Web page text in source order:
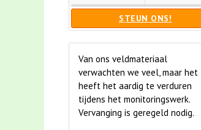
STEUN ONS!
Van ons veldmateriaal
verwachten we veel, maar het
heeft het aardig te verduren
tijdens het monitoringswerk.
Vervanging is geregeld nodig.